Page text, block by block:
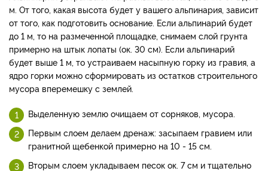
м. От того, какая высота будет у вашего альпинария, зависит
от того, как подготовить основание. Если альпинарий будет
до 1 м, то на размеченной площадке, снимаем слой грунта
примерно на штык лопаты (ок. 30 см). Если альпинарий
будет выше 1 м, то устраиваем насыпную горку из гравия, а
ядро горки можно сформировать из остатков строительного
мусора вперемешку с землей.
Выделенную землю очищаем от сорняков, мусора.
Первым слоем делаем дренаж: засыпаем гравием или
гранитной щебенкой примерно на 10 - 15 см.
Вторым слоем укладываем песок ок. 7 см и тщательно